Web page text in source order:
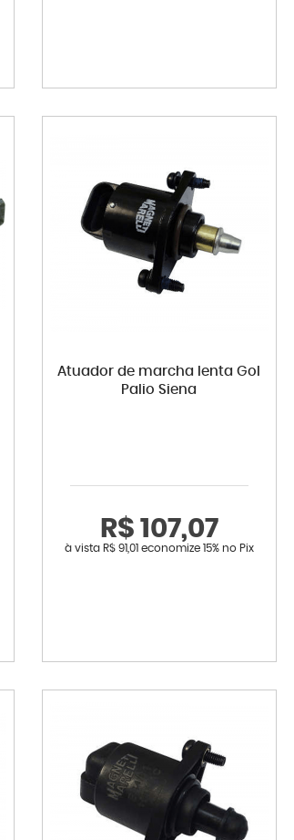
Atuador de marcha lenta Gol
Palio Siena
R$ 107,07
à vista R$ 91,01 economize 15% no Pix